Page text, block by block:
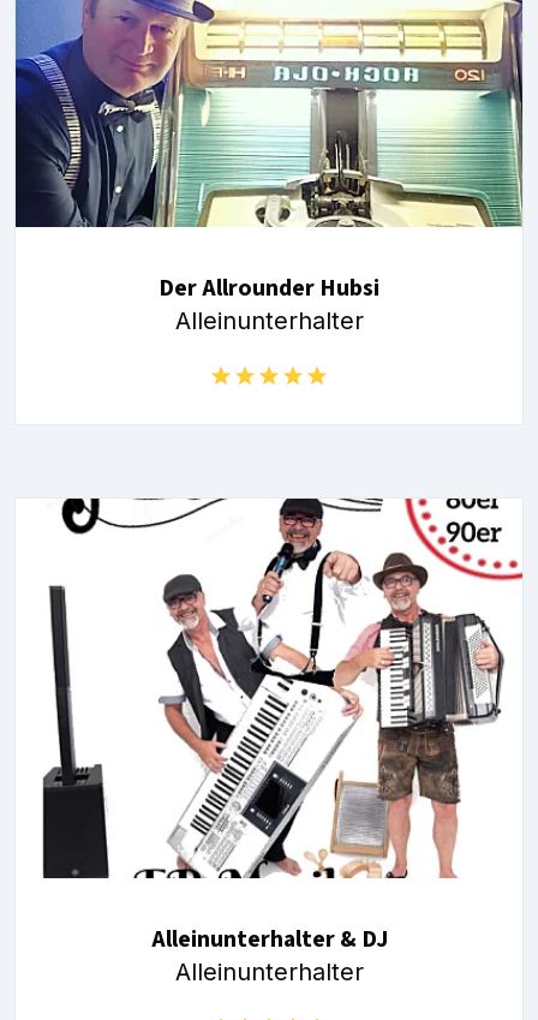
Der Allrounder Hubsi
Alleinunterhalter
Alleinunterhalter & DJ
Alleinunterhalter